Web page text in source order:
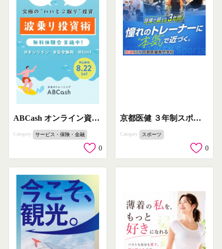
ABCash オンライン資産運用 無料体験
Category サービス・保険・金融
0
京都医健 ３年制スポーツトレーナー養成コース
Category スポーツ
0